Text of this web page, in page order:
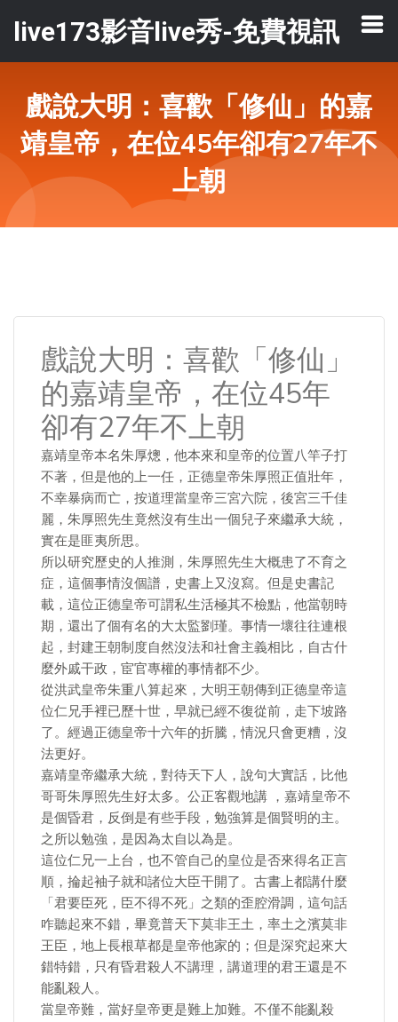
live173影音live秀-免費視訊
戲說大明：喜歡「修仙」的嘉
靖皇帝，在位45年卻有27年不
上朝
戲說大明：喜歡「修仙」
的嘉靖皇帝，在位45年
卻有27年不上朝
嘉靖皇帝本名朱厚熜，他本來和皇帝的位置八竿子打
不著，但是他的上一任，正德皇帝朱厚照正值壯年，
不幸暴病而亡，按道理當皇帝三宮六院，後宮三千佳
麗，朱厚照先生竟然沒有生出一個兒子來繼承大統，
實在是匪夷所思。
所以研究歷史的人推測，朱厚照先生大概患了不育之
症，這個事情沒個譜，史書上又沒寫。但是史書記
載，這位正德皇帝可謂私生活極其不檢點，他當朝時
期，還出了個有名的大太監劉瑾。事情一壞往往連根
起，封建王朝制度自然沒法和社會主義相比，自古什
麼外戚干政，宦官專權的事情都不少。
從洪武皇帝朱重八算起來，大明王朝傳到正德皇帝這
位仁兄手裡已歷十世，早就已經不復從前，走下坡路
了。經過正德皇帝十六年的折騰，情況只會更糟，沒
法更好。
嘉靖皇帝繼承大統，對待天下人，說句大實話，比他
哥哥朱厚照先生好太多。公正客觀地講 ，嘉靖皇帝不
是個昏君，反倒是有些手段，勉強算是個賢明的主。
之所以勉強，是因為太自以為是。
這位仁兄一上台，也不管自己的皇位是否來得名正言
順，掄起袖子就和諸位大臣干開了。古書上都講什麼
「君要臣死，臣不得不死」之類的歪腔滑調，這句話
咋聽起來不錯，畢竟普天下莫非王土，率土之濱莫非
王臣，地上長根草都是皇帝他家的；但是深究起來大
錯特錯，只有昏君殺人不講理，講道理的君王還是不
能亂殺人。
當皇帝難，當好皇帝更是難上加難。不僅不能亂殺